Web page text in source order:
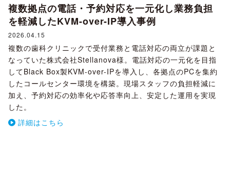
複数拠点の電話・予約対応を一元化し業務負担
を軽減したKVM-over-IP導入事例
2026.04.15
複数の歯科クリニックで受付業務と電話対応の両立が課題と
なっていた株式会社Stellanova様。電話対応の一元化を目指
してBlack Box製KVM-over-IPを導入し、各拠点のPCを集約
したコールセンター環境を構築。現場スタッフの負担軽減に
加え、予約対応の効率化や応答率向上、安定した運用を実現
した。
詳細はこちら